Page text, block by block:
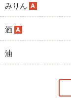
みりん A
酒 A
油